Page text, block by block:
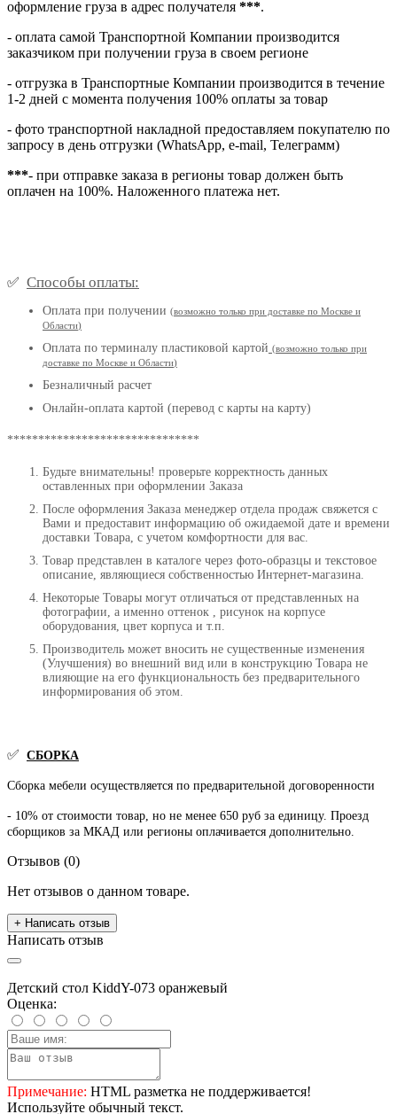
оформление груза в адрес получателя ***.
- оплата самой Транспортной Компании производится
заказчиком при получении груза в своем регионе
- отгрузка в Транспортные Компании производится в течение
1-2 дней с момента получения 100% оплаты за товар
- фото транспортной накладной предоставляем покупателю по
запросу в день отгрузки (WhatsApp, e-mail, Телеграмм)
***- при отправке заказа в регионы товар должен быть
оплачен на 100%. Наложенного платежа нет.
✅ Способы оплаты:
Оплата при получении (возможно только при доставке по Москве и
Области)
Оплата по терминалу пластиковой картой (возможно только при
доставке по Москве и Области)
Безналичный расчет
Онлайн-оплата картой (перевод с карты на карту)
*******************************
Будьте внимательны! проверьте корректность данных
оставленных при оформлении Заказа
После оформления Заказа менеджер отдела продаж свяжется с
Вами и предоставит информацию об ожидаемой дате и времени
доставки Товара, с учетом комфортности для вас.
Товар представлен в каталоге через фото-образцы и текстовое
описание, являющиеся собственностью Интернет-магазина.
Некоторые Товары могут отличаться от представленных на
фотографии, а именно оттенок , рисунок на корпусе
оборудования, цвет корпуса и т.п.
Производитель может вносить не существенные изменения
(Улучшения) во внешний вид или в конструкцию Товара не
влияющие на его функциональность без предварительного
информирования об этом.
✅ СБОРКА
Сборка мебели осуществляется по предварительной договоренности
- 10% от стоимости товар, но не менее 650 руб за единицу. Проезд
сборщиков за МКАД или регионы оплачивается дополнительно.
Отзывов (0)
Нет отзывов о данном товаре.
+ Написать отзыв
Написать отзыв
Детский стол KiddY-073 оранжевый
Оценка:
Примечание: HTML разметка не поддерживается!
Используйте обычный текст.